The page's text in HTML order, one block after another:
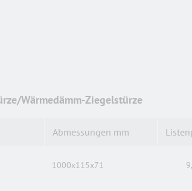
Wärmedämm-Ziegelstürze
Abmessungen mm
1000x115x71